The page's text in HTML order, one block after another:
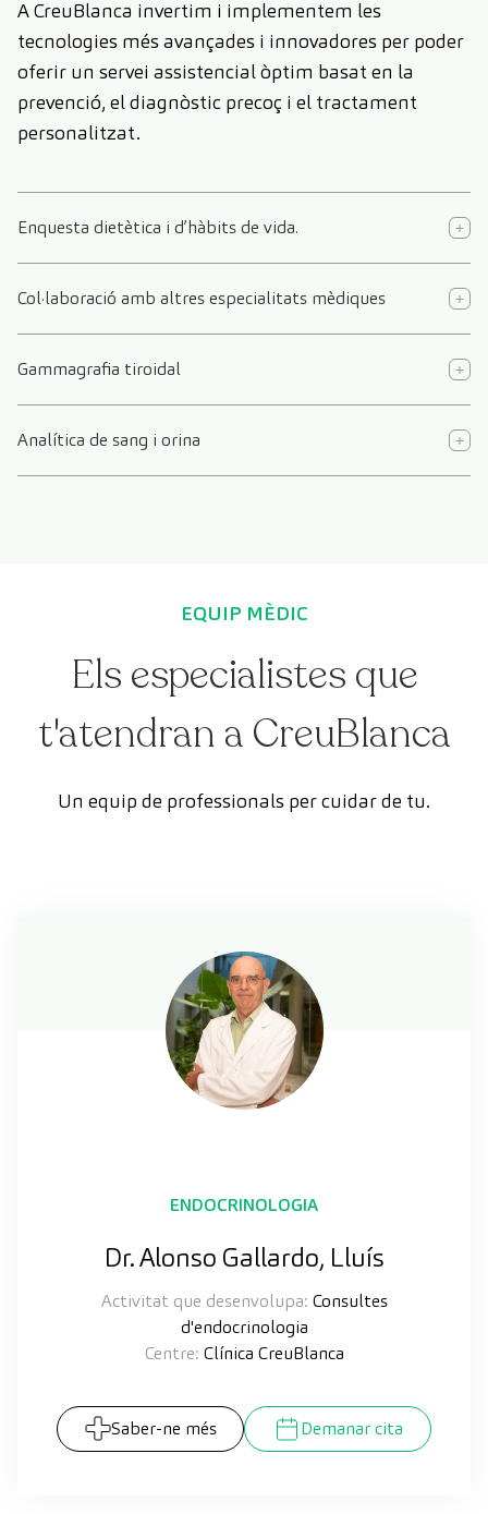
A CreuBlanca invertim i implementem les
tecnologies més avançades i innovadores per poder
oferir un servei assistencial òptim basat en la
prevenció, el diagnòstic precoç i el tractament
personalitzat.
Enquesta dietètica i d’hàbits de vida.
Col·laboració amb altres especialitats mèdiques
Gammagrafia tiroidal
Analítica de sang i orina
EQUIP MÈDIC
Els especialistes que
t'atendran a CreuBlanca
Un equip de professionals per cuidar de tu.
ENDOCRINOLOGIA
Dr. Alonso Gallardo, Lluís
Activitat que desenvolupa: Consultes
d'endocrinologia
Centre: Clínica CreuBlanca
Saber-ne més Demanar cita